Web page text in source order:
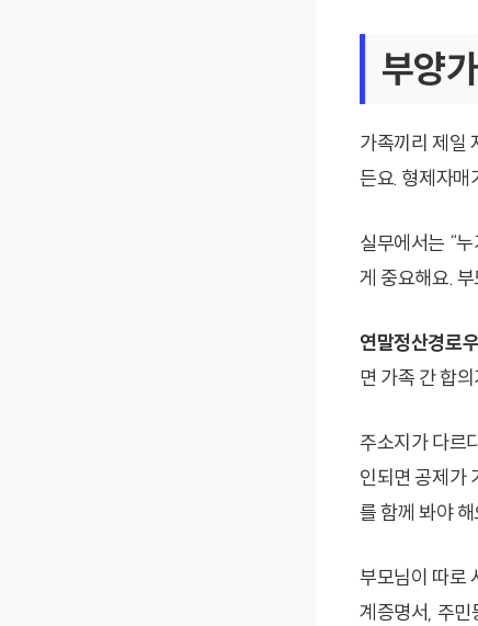
부양
가족끼리 제일
든요. 형제자매
실무에서는 “
게 중요해요.
연말정산경로
면 가족 간 합
주소지가 다르
인되면 공제가
를 함께 봐야 해
부모님이 따로
계증명서, 주민